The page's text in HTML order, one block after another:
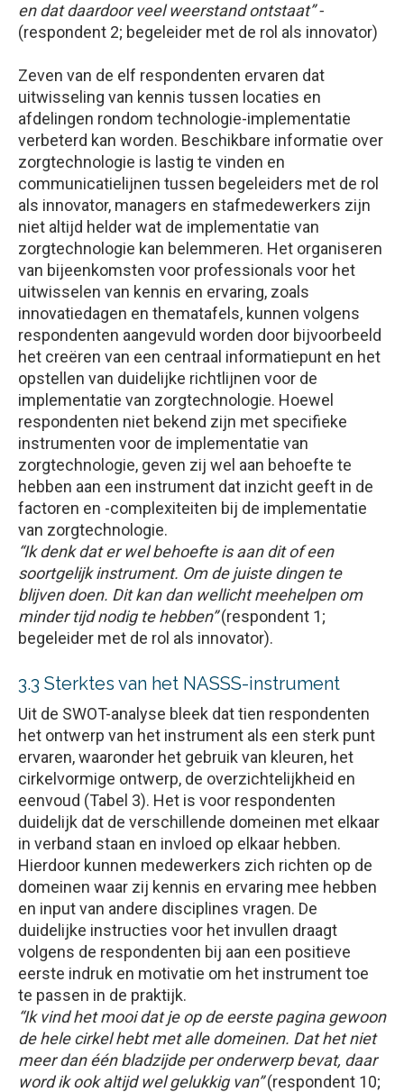
en dat daardoor veel weerstand ontstaat” -
(respondent 2; begeleider met de rol als innovator)
Zeven van de elf respondenten ervaren dat
uitwisseling van kennis tussen locaties en
afdelingen rondom technologie-implementatie
verbeterd kan worden. Beschikbare informatie over
zorgtechnologie is lastig te vinden en
communicatielijnen tussen begeleiders met de rol
als innovator, managers en stafmedewerkers zijn
niet altijd helder wat de implementatie van
zorgtechnologie kan belemmeren. Het organiseren
van bijeenkomsten voor professionals voor het
uitwisselen van kennis en ervaring, zoals
innovatiedagen en thematafels, kunnen volgens
respondenten aangevuld worden door bijvoorbeeld
het creëren van een centraal informatiepunt en het
opstellen van duidelijke richtlijnen voor de
implementatie van zorgtechnologie. Hoewel
respondenten niet bekend zijn met specifieke
instrumenten voor de implementatie van
zorgtechnologie, geven zij wel aan behoefte te
hebben aan een instrument dat inzicht geeft in de
factoren en -complexiteiten bij de implementatie
van zorgtechnologie.
“Ik denk dat er wel behoefte is aan dit of een
soortgelijk instrument. Om de juiste dingen te
blijven doen. Dit kan dan wellicht meehelpen om
minder tijd nodig te hebben”(respondent 1;
begeleider met de rol als innovator).
3.3 Sterktes van het NASSS-instrument
Uit de SWOT-analyse bleek dat tien respondenten
het ontwerp van het instrument als een sterk punt
ervaren, waaronder het gebruik van kleuren, het
cirkelvormige ontwerp, de overzichtelijkheid en
eenvoud (Tabel 3). Het is voor respondenten
duidelijk dat de verschillende domeinen met elkaar
in verband staan en invloed op elkaar hebben.
Hierdoor kunnen medewerkers zich richten op de
domeinen waar zij kennis en ervaring mee hebben
en input van andere disciplines vragen. De
duidelijke instructies voor het invullen draagt
volgens de respondenten bij aan een positieve
eerste indruk en motivatie om het instrument toe
te passen in de praktijk.
“Ik vind het mooi dat je op de eerste pagina gewoon
de hele cirkel hebt met alle domeinen. Dat het niet
meer dan één bladzijde per onderwerp bevat, daar
word ik ook altijd wel gelukkig van”(respondent 10;